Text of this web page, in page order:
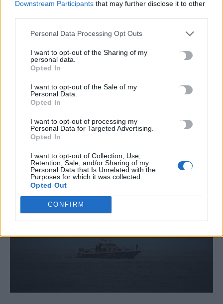
Downstream Participants that may further disclose it to other
Personal Data Processing Opt Outs
I want to opt-out of the Sharing of my
personal data.
Opted In
I want to opt-out of the Sale of my
Personal Data.
Opted In
I want to opt-out of processing my
Personal Data for Targeted Advertising.
Opted In
I want to opt-out of Collection, Use,
Retention, Sale, and/or Sharing of my
Personal Data that Is Unrelated with the
Purposes for which it was collected.
Opted Out
CONFIRM
ΚΟΙΝΩΝΙΑ ΚΡΗΤΗ
Χωρίς ρεύμα ο Τσούτσουρας – Μπουρίνι
Φωτογραφίες
Ένα μπουρίνι «χτύπησε» νωρίς το πρωί τον Τσούτσουρα και –
όπως έγραψε ήδη το creta24 – δημιούργησε προβλήματα,…
Newsroom 5 Δεκεμβρίου, 2025